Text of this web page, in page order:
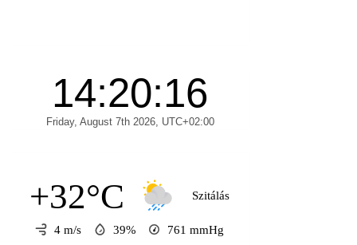
+32°C Szitálás
4 m/s 39% 761 mmHg